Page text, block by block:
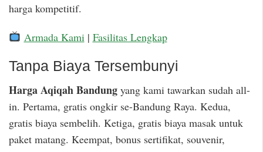
harga kompetitif.
Armada Kami | Fasilitas Lengkap
Tanpa Biaya Tersembunyi
Harga Aqiqah Bandung yang kami tawarkan sudah all-
in. Pertama, gratis ongkir se-Bandung Raya. Kedua,
gratis biaya sembelih. Ketiga, gratis biaya masak untuk
paket matang. Keempat, bonus sertifikat, souvenir,